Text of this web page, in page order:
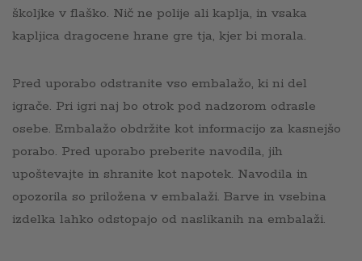
školjke v flaško. Nič ne polije ali kaplja, in vsaka
kapljica dragocene hrane gre tja, kjer bi morala.
Pred uporabo odstranite vso embalažo, ki ni del
igrače. Pri igri naj bo otrok pod nadzorom odrasle
osebe. Embalažo obdržite kot informacijo za kasnejšo
porabo. Pred uporabo preberite navodila, jih
upoštevajte in shranite kot napotek. Navodila in
opozorila so priložena v embalaži. Barve in vsebina
izdelka lahko odstopajo od naslikanih na embalaži.